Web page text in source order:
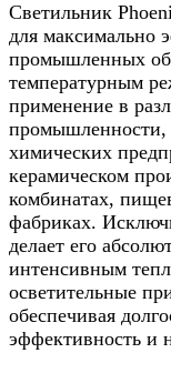
Светильник
для максимально
промышленных
температурным
применение в
промышленности,
химических
керамическом
комбинатах,
фабриках.
делает его
интенсивным
осветительные
обеспечивая
эффективность и